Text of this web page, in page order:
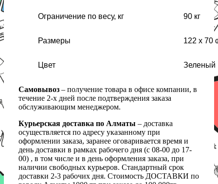
Ограничение по весу, кг 90 кг
Размеры 122 х 70
Цвет Зеленый
Самовывоз – получение товара в офисе компании, в
течение 2-х дней после подтверждения заказа
обслуживающим менеджером.
Курьерская доставка по Алматы – доставка
осуществляется по адресу указанному при
оформлении заказа, заранее оговаривается время и
день доставки в рамках рабочего дня (с 08-00 до 17-
00) , в том числе и в день оформления заказа, при
наличии свободных курьеров. Стандартный срок
доставки 2-3 рабочих дня. Стоимость ДОСТАВКИ по